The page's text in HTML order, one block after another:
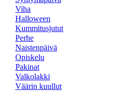
Viha
Halloween
Kummitusjutut
Perhe
Naistenpäivä
Opiskelu
Pakinat
Valkolakki
Väärin kuullut